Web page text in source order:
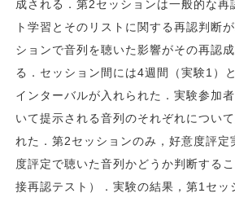
成される．第2セッションは一般的な再
ト学習とそのリストに関する再認判断
ションで音列を聴いた影響がその再認
る．セッション間には4週間（実験1）
インターバルが入れられた．実験参加
いて提示される音列のそれぞれについ
れた．第2セッションのみ，好意度評定
度評定で聴いた音列かどうか判断する
接再認テスト）．実験の結果，第1セッ